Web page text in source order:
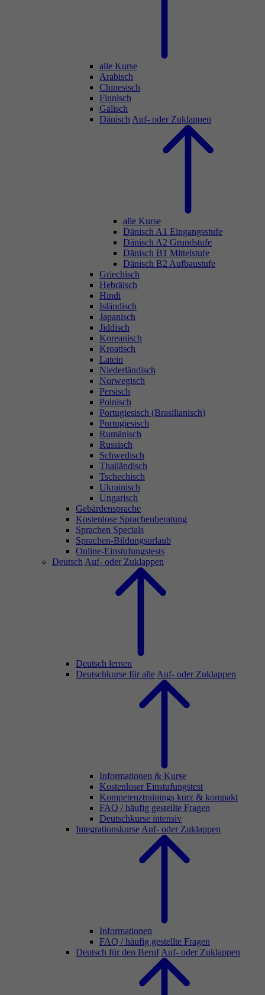
alle Kurse
Arabisch
Chinesisch
Finnisch
Gälisch
Dänisch Auf- oder Zuklappen
alle Kurse
Dänisch A1 Eingangsstufe
Dänisch A2 Grundstufe
Dänisch B1 Mittelstufe
Dänisch B2 Aufbaustufe
Griechisch
Hebräisch
Hindi
Isländisch
Japanisch
Jiddisch
Koreanisch
Kroatisch
Latein
Niederländisch
Norwegisch
Persisch
Polnisch
Portugiesisch (Brasilianisch)
Portugiesisch
Rumänisch
Russisch
Schwedisch
Thailändisch
Tschechisch
Ukrainisch
Ungarisch
Gebärdensprache
Kostenlose Sprachenberatung
Sprachen Specials
Sprachen-Bildungsurlaub
Online-Einstufungstests
Deutsch Auf- oder Zuklappen
Deutsch lernen
Deutschkurse für alle Auf- oder Zuklappen
Informationen & Kurse
Kostenloser Einstufungstest
Kompetenztrainings kurz & kompakt
FAQ / häufig gestellte Fragen
Deutschkurse intensiv
Integrationskurse Auf- oder Zuklappen
Informationen
FAQ / häufig gestellte Fragen
Deutsch für den Beruf Auf- oder Zuklappen